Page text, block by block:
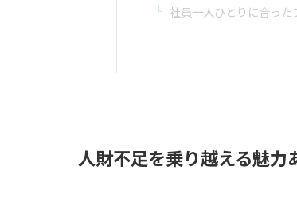
社員一人ひとりに合った
人財不足を乗り越える魅力